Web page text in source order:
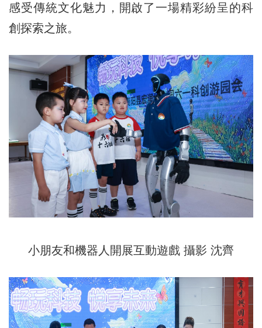
感受傳統文化魅力，開啟了一場精彩紛呈的科
創探索之旅。
小朋友和機器人開展互動遊戲 攝影 沈齊